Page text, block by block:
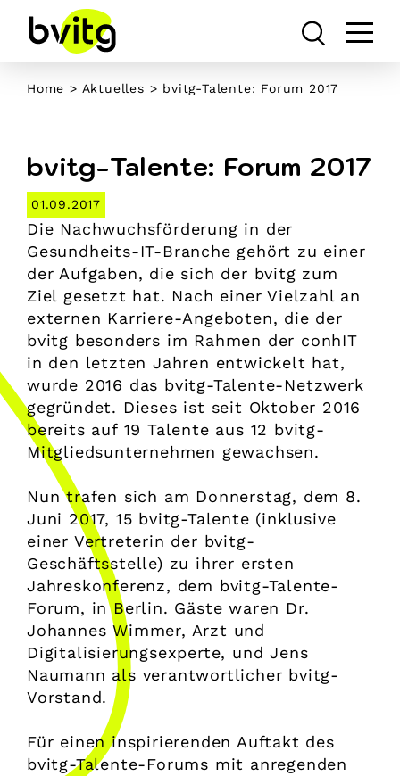
content
Home > Aktuelles > bvitg-Talente: Forum 2017
bvitg-Talente: Forum 2017
01.09.2017
Die Nachwuchsförderung in der
Gesundheits-IT-Branche gehört zu einer
der Aufgaben, die sich der bvitg zum
Ziel gesetzt hat. Nach einer Vielzahl an
externen Karriere-Angeboten, die der
bvitg besonders im Rahmen der conhIT
in den letzten Jahren entwickelt hat,
wurde 2016 das bvitg-Talente-Netzwerk
gegründet. Dieses ist seit Oktober 2016
bereits auf 19 Talente aus 12 bvitg-
Mitgliedsunternehmen gewachsen.
Nun trafen sich am Donnerstag, dem 8.
Juni 2017, 15 bvitg-Talente (inklusive
einer Vertreterin der bvitg-
Geschäftsstelle) zu ihrer ersten
Jahreskonferenz, dem bvitg-Talente-
Forum, in Berlin. Gäste waren Dr.
Johannes Wimmer, Arzt und
Digitalisierungsexperte, und Jens
Naumann als verantwortlicher bvitg-
Vorstand.
Für einen inspirierenden Auftakt des
bvitg-Talente-Forums mit anregenden